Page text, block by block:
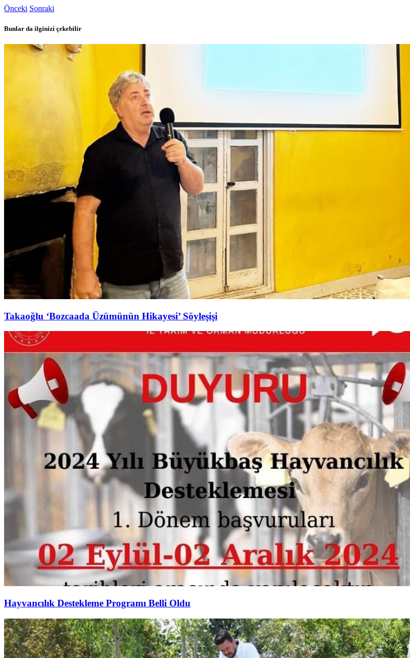
Önceki Sonraki
Bunlar da ilginizi çekebilir
Takaoğlu ‘Bozcaada Üzümünün Hikayesi’ Söyleşişi
Hayvancılık Destekleme Programı Belli Oldu